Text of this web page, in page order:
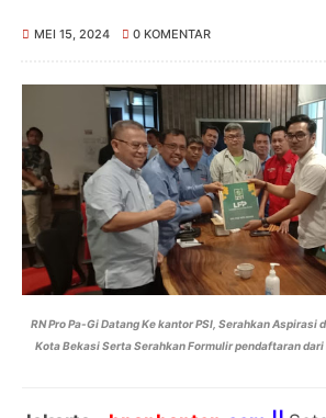
MEI 15, 2024 0 KOMENTAR
RN Pro Pa-Gi Datang Ke kantor PSI, Serahkan Aspirasi
Kota Bekasi Serta Serahkan Formulir pendaftaran dari